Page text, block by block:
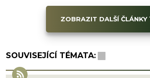
ZOBRAZIT DALŠÍ ČLÁNKY
SOUVISEJÍCÍ TÉMATA: